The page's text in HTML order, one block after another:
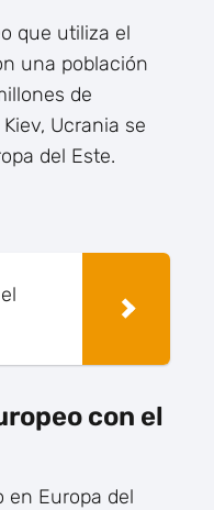
que utiliza el
una población
de
Ucrania se
del Este.
con el
en Europa del